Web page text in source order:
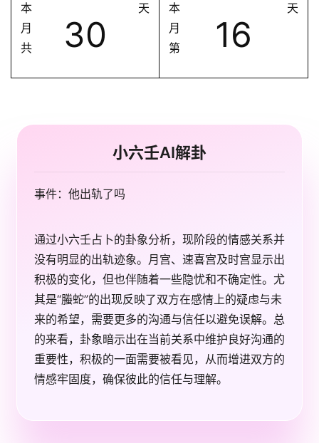
本
月
共
30
天
本
月
第
16
天
小六壬AI解卦
事件：他出轨了吗
通过小六壬占卜的卦象分析，现阶段的情感关系并
没有明显的出轨迹象。月宫、速喜宫及时宫显示出
积极的变化，但也伴随着一些隐忧和不确定性。尤
其是“螣蛇”的出现反映了双方在感情上的疑虑与未
来的希望，需要更多的沟通与信任以避免误解。总
的来看，卦象暗示出在当前关系中维护良好沟通的
重要性，积极的一面需要被看见，从而增进双方的
情感牢固度，确保彼此的信任与理解。